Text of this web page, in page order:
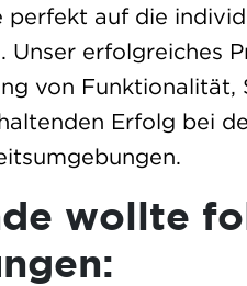
perfekt auf die
Unser erfolgreiches
von
Erfolg bei
wollte